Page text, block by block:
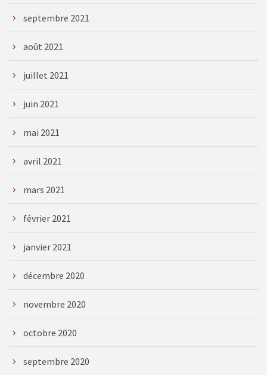
septembre 2021
août 2021
juillet 2021
juin 2021
mai 2021
avril 2021
mars 2021
février 2021
janvier 2021
décembre 2020
novembre 2020
octobre 2020
septembre 2020